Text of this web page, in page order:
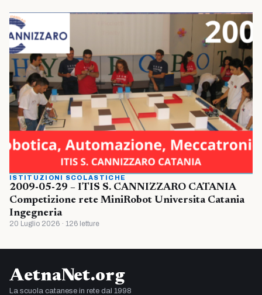
ISTITUZIONI SCOLASTICHE
2009-05-29 – ITIS S. CANNIZZARO CATANIA
Competizione rete MiniRobot Universita Catania
Ingegneria
20 Luglio 2026 · 126 letture
AetnaNet.org
La scuola catanese in rete dal 1998